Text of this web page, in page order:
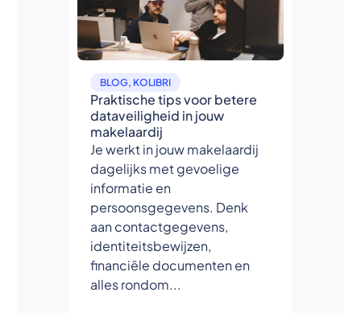
BLOG, KOLIBRI
Praktische tips voor betere
dataveiligheid in jouw
makelaardij
Je werkt in jouw makelaardij
dagelijks met gevoelige
informatie en
persoonsgegevens. Denk
aan contactgegevens,
identiteitsbewijzen,
financiële documenten en
alles rondom...